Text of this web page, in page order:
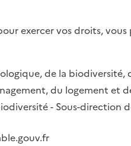
exercer vos droits,
de la biodiversité,
du logement et
- Sous-direction